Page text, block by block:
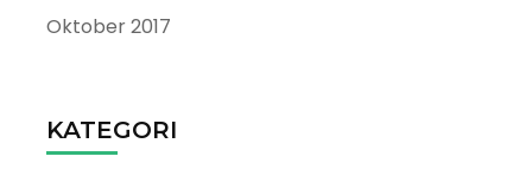
Oktober 2017
KATEGORI